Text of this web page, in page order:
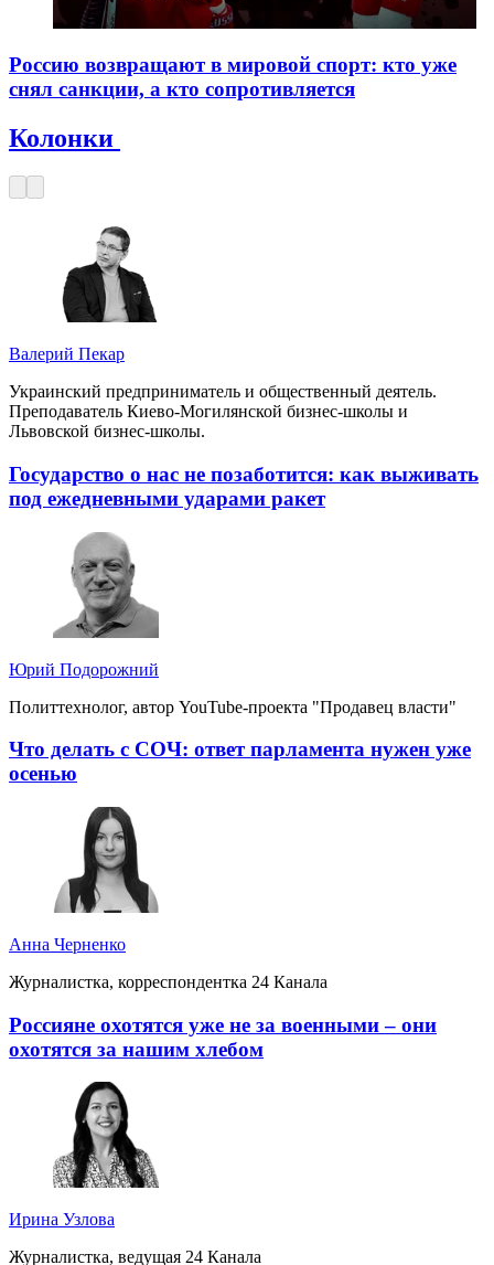
Россию возвращают в мировой спорт: кто уже
снял санкции, а кто сопротивляется
Колонки
Валерий Пекар
Украинский предприниматель и общественный деятель.
Преподаватель Киево-Могилянской бизнес-школы и
Львовской бизнес-школы.
Государство о нас не позаботится: как выживать
под ежедневными ударами ракет
Юрий Подорожний
Политтехнолог, автор YouTube-проекта "Продавец власти"
Что делать с СОЧ: ответ парламента нужен уже
осенью
Анна Черненко
Журналистка, корреспондентка 24 Канала
Россияне охотятся уже не за военными – они
охотятся за нашим хлебом
Ирина Узлова
Журналистка, ведущая 24 Канала